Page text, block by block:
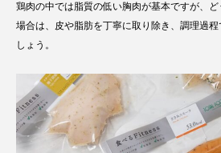
鶏肉の中では脂質の低い胸肉が基本ですが、
場合は、皮や脂肪を丁寧に取り除き、調理過
しょう。